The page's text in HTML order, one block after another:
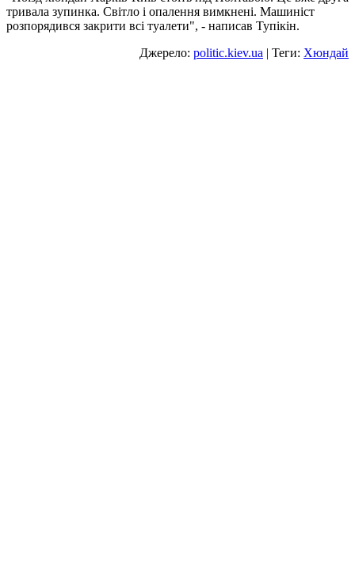
тривала зупинка. Світло і опалення вимкнені. Машиніст
розпорядився закрити всі туалети", - написав Тупікін.
Джерело: politic.kiev.ua | Теги: Хюндай